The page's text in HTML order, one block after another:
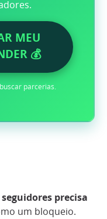
MEU
💰
parcerias.
precisa
um bloqueio.